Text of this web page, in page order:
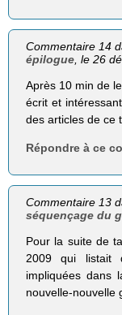
Commentaire 14
épilogue , le 26
Après 10 min de
écrit et
des articles de ce
Répondre à ce
Commentaire 13
séquençage du
Pour la suite de
2009 qui listait
impliquées dans
nouvelle-nouvelle